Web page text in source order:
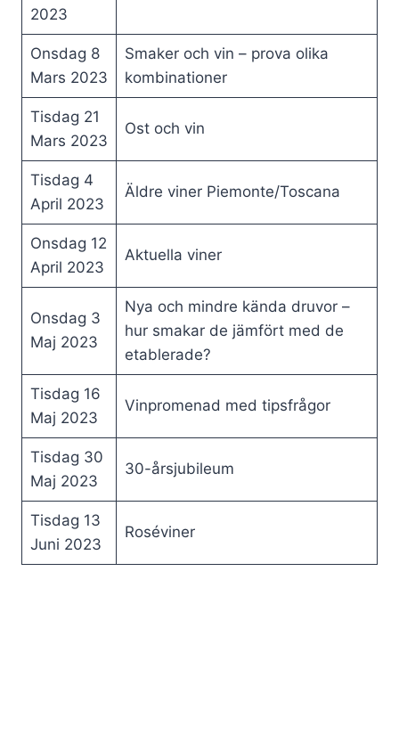
2023
Onsdag 8
Mars 2023
Smaker och vin – prova olika
kombinationer
Tisdag 21
Mars 2023
Ost och vin
Tisdag 4
April 2023
Äldre viner Piemonte/Toscana
Onsdag 12
April 2023
Aktuella viner
Onsdag 3
Maj 2023
Nya och mindre kända druvor –
hur smakar de jämfört med de
etablerade?
Tisdag 16
Maj 2023
Vinpromenad med tipsfrågor
Tisdag 30
Maj 2023
30-årsjubileum
Tisdag 13
Juni 2023
Roséviner